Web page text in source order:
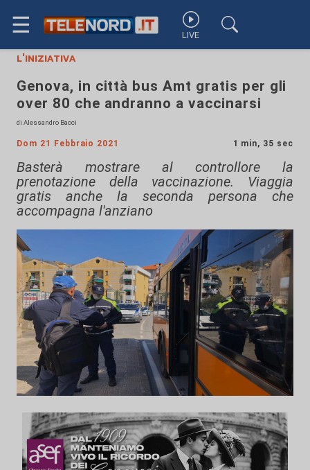
☰ LIVE
l'iniziativa
Genova, in città bus Amt gratis per gli
over 80 che andranno a vaccinarsi
di Alessandro Bacci
Dom 21 Febbraio 2021 1 min, 35 sec
Basterà mostrare al controllore la
prenotazione della vaccinazione. Viaggia
gratis anche la seconda persona che
accompagna l'anziano